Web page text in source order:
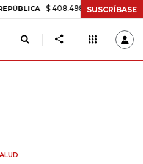
$ 408.498,97 +$ 8.753,81 +2,19%
SUSCRÍBASE